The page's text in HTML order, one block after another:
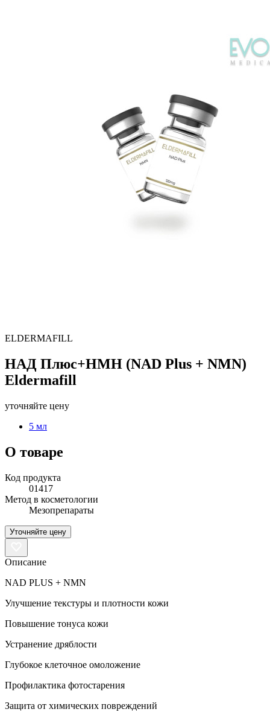
ELDERMAFILL
НАД Плюс+НМН (NAD Plus + NMN)
Eldermafill
уточняйте цену
5 мл
О товаре
Код продукта
01417
Метод в косметологии
Мезопрепараты
Уточняйте цену
Описание
NAD PLUS + NMN
Улучшение текстуры и плотности кожи
Повышение тонуса кожи
Устранение дряблости
Глубокое клеточное омоложение
Профилактика фотостарения
Защита от химических повреждений